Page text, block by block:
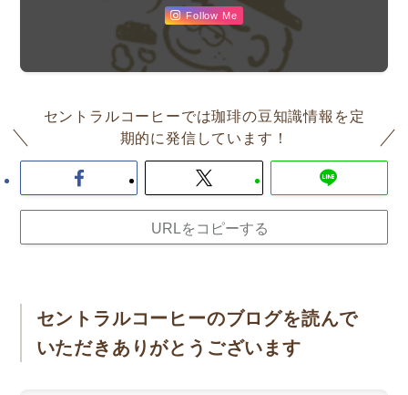
Follow Me
セントラルコーヒーでは珈琲の豆知識情報を定
期的に発信しています！
URLをコピーする
セントラルコーヒーのブログを読んで
いただきありがとうございます